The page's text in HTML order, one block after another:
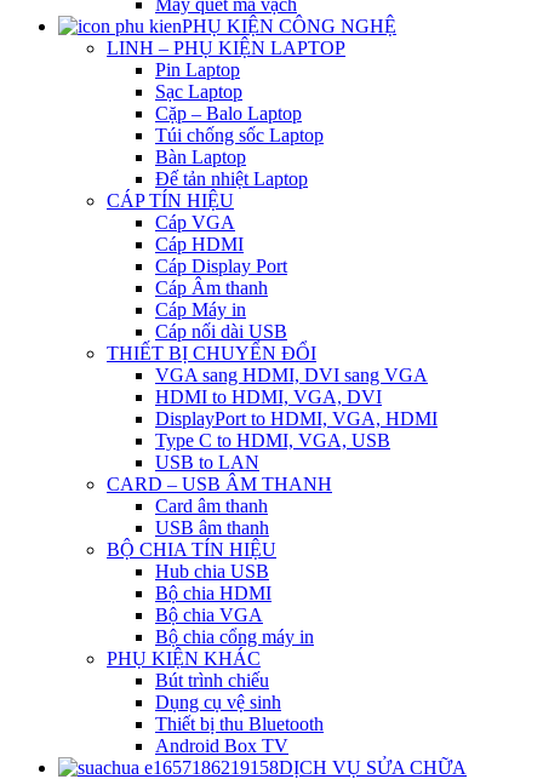
Máy quét mã vạch
PHỤ KIỆN CÔNG NGHỆ
LINH – PHỤ KIỆN LAPTOP
Pin Laptop
Sạc Laptop
Cặp – Balo Laptop
Túi chống sốc Laptop
Bàn Laptop
Đế tản nhiệt Laptop
CÁP TÍN HIỆU
Cáp VGA
Cáp HDMI
Cáp Display Port
Cáp Âm thanh
Cáp Máy in
Cáp nối dài USB
THIẾT BỊ CHUYỂN ĐỔI
VGA sang HDMI, DVI sang VGA
HDMI to HDMI, VGA, DVI
DisplayPort to HDMI, VGA, HDMI
Type C to HDMI, VGA, USB
USB to LAN
CARD – USB ÂM THANH
Card âm thanh
USB âm thanh
BỘ CHIA TÍN HIỆU
Hub chia USB
Bộ chia HDMI
Bộ chia VGA
Bộ chia cổng máy in
PHỤ KIỆN KHÁC
Bút trình chiếu
Dụng cụ vệ sinh
Thiết bị thu Bluetooth
Android Box TV
DỊCH VỤ SỬA CHỮA